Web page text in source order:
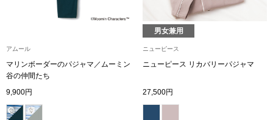
ーブルウェア
アムール
マリンボーダーのパジャマ／ムーミン
谷の仲間たち
9,900円
男女兼用
ニューピース
ニューピース リカバリーパジャマ
27,500円